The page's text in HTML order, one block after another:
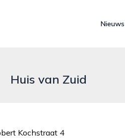
Nieuws
Huis van Zuid
Kochstraat 4